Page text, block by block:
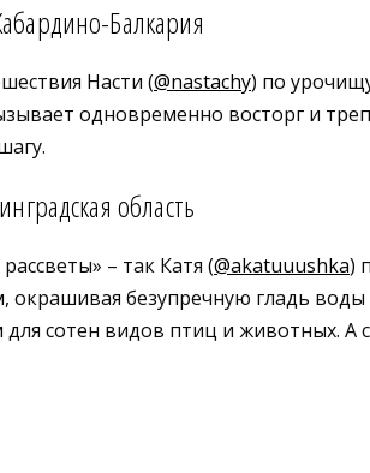
Балкария
Насти (@nastachy) по
одновременно восторг и
область
– так Катя (@akatuuushka)
окрашивая безупречную гладь
сотен видов птиц и животных. А